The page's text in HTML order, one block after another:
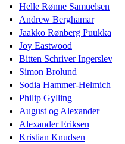
Helle Rønne Samuelsen
Andrew Berghamar
Jaakko Rønberg Puukka
Joy Eastwood
Bitten Schriver Ingerslev
Simon Brolund
Sodia Hammer-Helmich
Philip Gylling
August og Alexander
Alexander Eriksen
Kristian Knudsen